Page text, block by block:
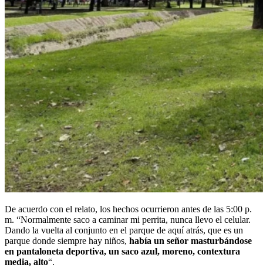
De acuerdo con el relato, los hechos ocurrieron antes de las 5:00 p.
m. “Normalmente saco a caminar mi perrita, nunca llevo el celular.
Dando la vuelta al conjunto en el parque de aquí atrás, que es un
parque donde siempre hay niños, había un señor masturbándose
en pantaloneta deportiva, un saco azul, moreno, contextura
media, alto“.